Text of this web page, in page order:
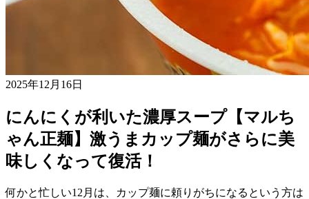
2025年12月16日
にんにくが利いた濃厚スープ【マルち
ゃん正麺】激うまカップ麺がさらに美
味しくなって復活！
何かと忙しい12月は、カップ麺に頼りがちになるという方は